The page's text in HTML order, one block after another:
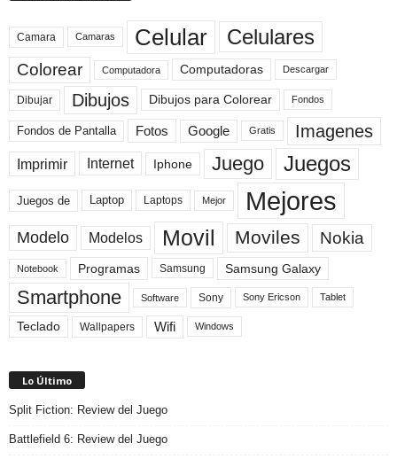
Camara Camaras Celular Celulares
Colorear Computadora Computadoras Descargar
Dibujar Dibujos Dibujos para Colorear Fondos
Fondos de Pantalla Fotos Google Gratis Imagenes
Imprimir Internet Iphone Juego Juegos
Juegos de Laptop Laptops Mejor Mejores
Modelo Modelos Movil Moviles Nokia
Notebook Programas Samsung Samsung Galaxy
Smartphone Software Sony Sony Ericson Tablet
Teclado Wallpapers Wifi Windows
Lo Último
Split Fiction: Review del Juego
Battlefield 6: Review del Juego